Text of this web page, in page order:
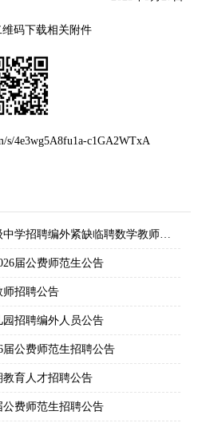
码下载相关附件
s/4e3wg5A8fu1a-c1GA2WTxA
届公费师范生公告
师招聘公告
园招聘编外人员公告
届公费师范生招聘公告
教育人才招聘公告
公费师范生招聘公告